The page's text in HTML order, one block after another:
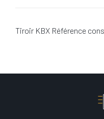
Tiroir KBX Référence